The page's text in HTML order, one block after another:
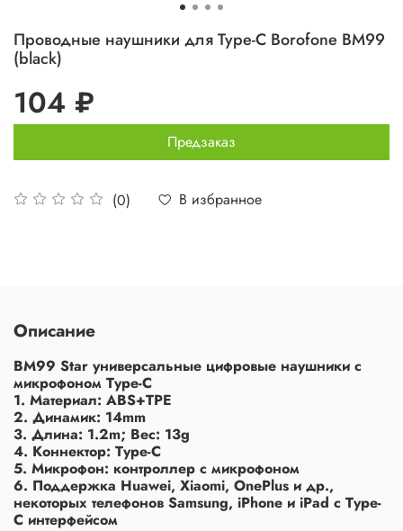
Проводные наушники для Type-C Borofone BM99
(black)
(0) В избранное
104 ₽
Предзаказ
Описание
BM99 Star универсальные цифровые наушники с
микрофоном Type-C
1. Материал: ABS+TPE
2. Динамик: 14mm
3. Длина: 1.2m; Вес: 13g
4. Коннектор: Type-C
5. Микрофон: контроллер с микрофоном
6. Поддержка Huawei, Xiaomi, OnePlus и др.,
некоторых телефонов Samsung, iPhone и iPad с Type-
C интерфейсом